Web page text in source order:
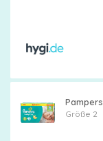
Windeln
Größe 2